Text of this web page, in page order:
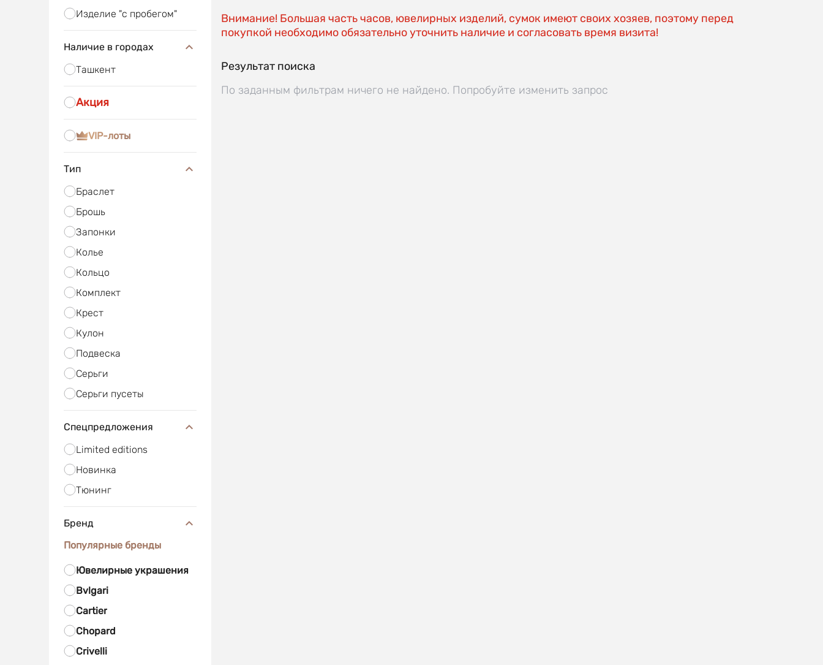
Изделие "с пробегом"
Наличие в городах
Ташкент
Акция
VIP-лоты
Тип
Браслет
Брошь
Запонки
Колье
Кольцо
Комплект
Крест
Кулон
Подвеска
Серьги
Серьги пусеты
Спецпредложения
Limited editions
Новинка
Тюнинг
Бренд
Популярные бренды
Ювелирные украшения
Bvlgari
Cartier
Chopard
Crivelli
Внимание! Большая часть часов, ювелирных изделий, сумок имеют своих хозяев, поэтому перед
покупкой необходимо обязательно уточнить наличие и согласовать время визита!
Результат поиска
По заданным фильтрам ничего не найдено. Попробуйте изменить запрос